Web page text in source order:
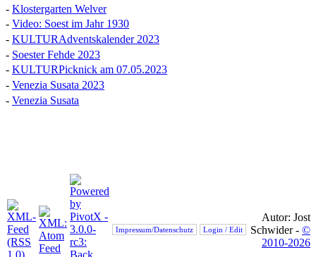
- Klostergarten Welver
- Video: Soest im Jahr 1930
- KULTURAdventskalender 2023
- Soester Fehde 2023
- KULTURPicknick am 07.05.2023
- Venezia Susata 2023
- Venezia Susata
Impressum/Datenschutz Login / Edit
Autor: Jost
Schwider - ©
2010-2026